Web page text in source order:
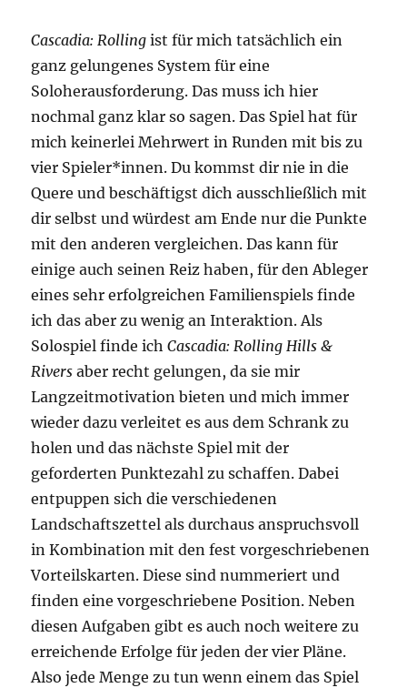
Cascadia: Rolling ist für mich tatsächlich ein
ganz gelungenes System für eine
Soloherausforderung. Das muss ich hier
nochmal ganz klar so sagen. Das Spiel hat für
mich keinerlei Mehrwert in Runden mit bis zu
vier Spieler*innen. Du kommst dir nie in die
Quere und beschäftigst dich ausschließlich mit
dir selbst und würdest am Ende nur die Punkte
mit den anderen vergleichen. Das kann für
einige auch seinen Reiz haben, für den Ableger
eines sehr erfolgreichen Familienspiels finde
ich das aber zu wenig an Interaktion. Als
Solospiel finde ichCascadia: Rolling Hills &
Rivers aber recht gelungen, da sie mir
Langzeitmotivation bieten und mich immer
wieder dazu verleitet es aus dem Schrank zu
holen und das nächste Spiel mit der
geforderten Punktezahl zu schaffen. Dabei
entpuppen sich die verschiedenen
Landschaftszettel als durchaus anspruchsvoll
in Kombination mit den fest vorgeschriebenen
Vorteilskarten. Diese sind nummeriert und
finden eine vorgeschriebene Position. Neben
diesen Aufgaben gibt es auch noch weitere zu
erreichende Erfolge für jeden der vier Pläne.
Also jede Menge zu tun wenn einem das Spiel